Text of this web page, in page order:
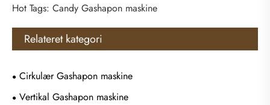
Hot Tags: Candy Gashapon maskine
Relateret kategori
Cirkulær Gashapon maskine
Vertikal Gashapon maskine